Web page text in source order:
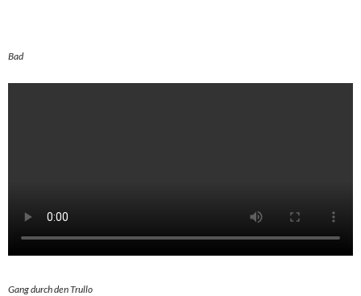
Bad
Gang durch den Trullo